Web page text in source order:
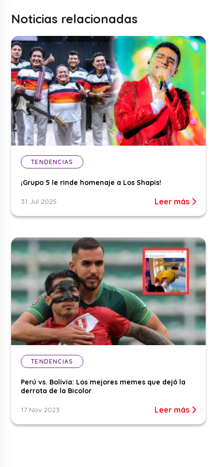
Noticias relacionadas
TENDENCIAS
¡Grupo 5 le rinde homenaje a Los Shapis!
31 Jul 2025 Leer más
TENDENCIAS
Perú vs. Bolivia: Los mejores memes que dejó la
derrota de la Bicolor
17 Nov 2023 Leer más